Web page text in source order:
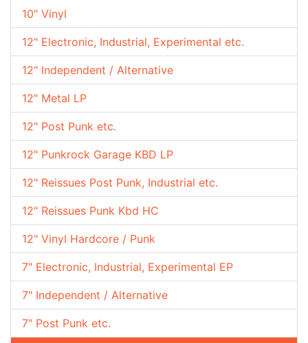
10" Vinyl
12" Electronic, Industrial, Experimental etc.
12" Independent / Alternative
12" Metal LP
12" Post Punk etc.
12" Punkrock Garage KBD LP
12" Reissues Post Punk, Industrial etc.
12" Reissues Punk Kbd HC
12" Vinyl Hardcore / Punk
7" Electronic, Industrial, Experimental EP
7" Independent / Alternative
7" Post Punk etc.